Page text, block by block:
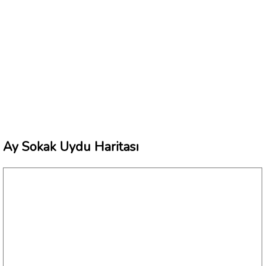
Ay Sokak Uydu Haritası